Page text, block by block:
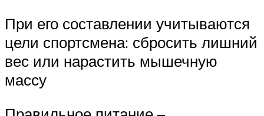
При его составлении учитываются
цели спортсмена: сбросить лишний
вес или нарастить мышечную
массу